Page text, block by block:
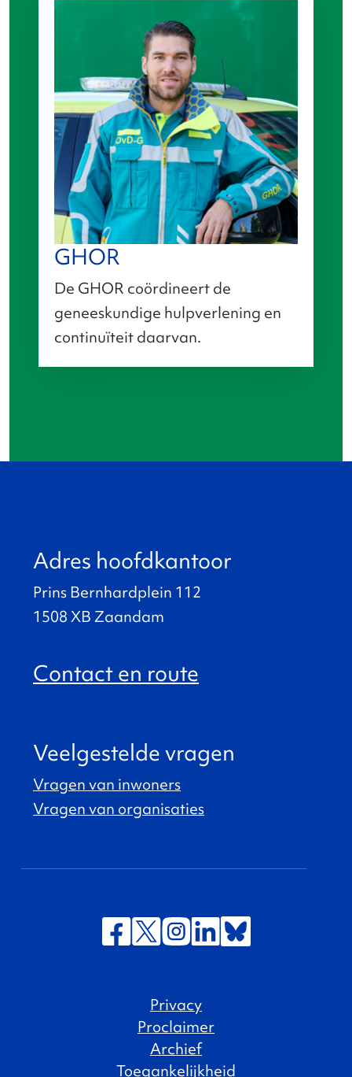
GHOR
De GHOR coördineert de
geneeskundige hulpverlening en
continuïteit daarvan.
Adres hoofdkantoor
Prins Bernhardplein 112
1508 XB Zaandam
Contact en route
Veelgestelde vragen
Vragen van inwoners
Vragen van organisaties
Privacy
Proclaimer
Archief
Toegankelijkheid